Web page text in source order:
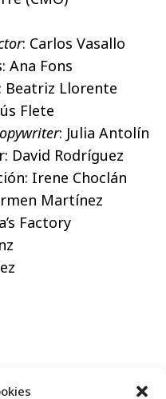
: Carlos Vasallo
Ana Fons
Beatriz Llorente
Flete
: Julia Antolín
David Rodríguez
Irene Choclán
Martínez
Factory